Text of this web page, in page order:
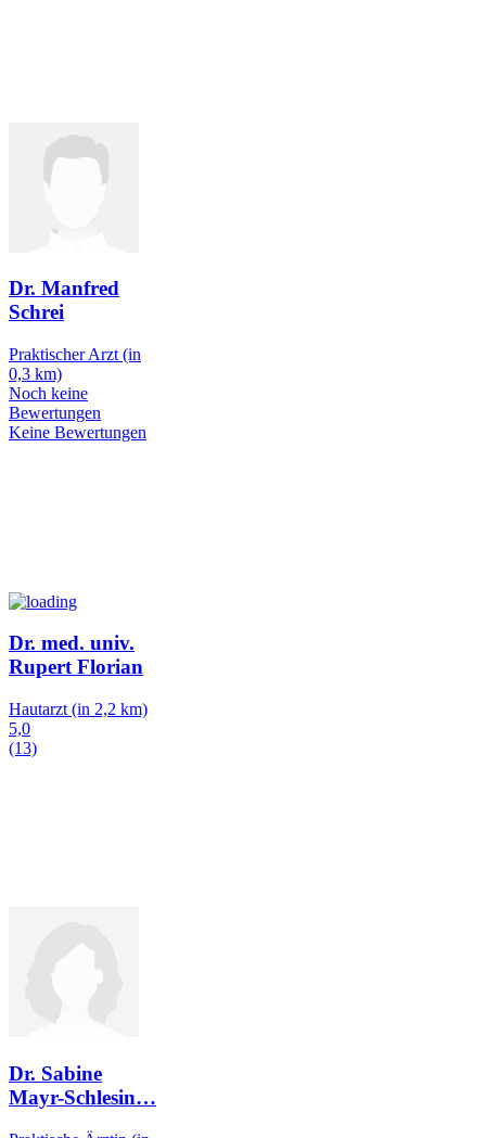
Dr. Manfred
Schrei
Praktischer Arzt (in
0,3 km)
Noch keine
Bewertungen
Keine Bewertungen
Dr. med. univ.
Rupert Florian
Hautarzt (in 2,2 km)
5,0
(13)
Dr. Sabine
Mayr-Schlesin…